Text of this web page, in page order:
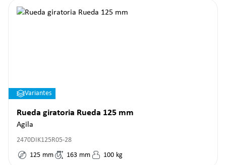
Variantes
Rueda giratoria Rueda 125 mm
Agila
2470DIK125R05-28
125 mm 163 mm 100 kg